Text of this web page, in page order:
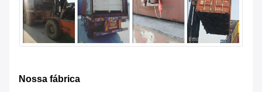
Nossa fábrica